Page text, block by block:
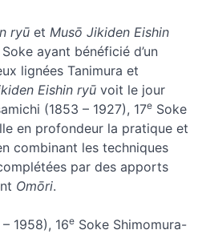
ryū et Musō Jikiden Eishin
ayant bénéficié d’un
lignées Tanimura et
Eishin ryū voit le jour
(1853 – 1927), 17e Soke
en profondeur la pratique et
combinant les techniques
par des apports
Omōri.
1958), 16e Soke Shimomura-